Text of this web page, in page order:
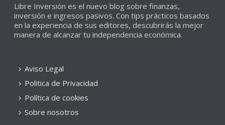
Libre Inversión es el nuevo blog sobre finanzas,
inversión e ingresos pasivos. Con tips prácticos basados
en la experiencia de sus editores, descubrirás la mejor
manera de alcanzar tu independencia económica.
Aviso Legal
Politica de Privacidad
Política de cookies
Sobre nosotros